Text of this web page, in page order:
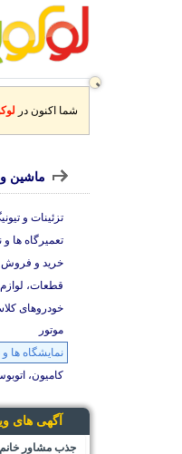
شما اکنون در
ماشین
تزئینات و
تعمیرگاه ها و
خرید و فروش
قطعات،
خودروهای
موتور
نمایشگاه ها
کامیون،
آگهی های
جذب مشاور خانم